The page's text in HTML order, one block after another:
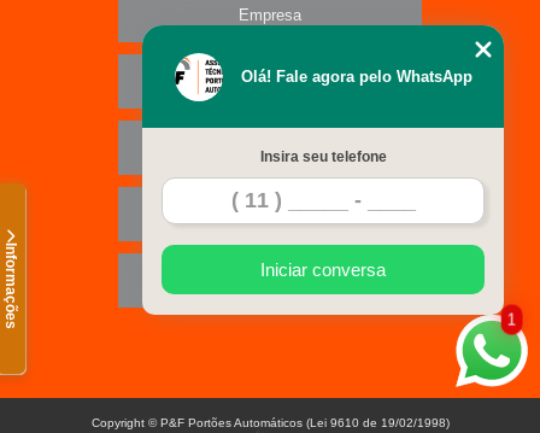
Informações
Empresa
Missão
Serviços
Contato
Mapa do site
1
Olá! Fale agora pelo WhatsApp
Insira seu telefone
Iniciar conversa
Copyright © P&F Portões Automáticos (Lei 9610 de 19/02/1998)